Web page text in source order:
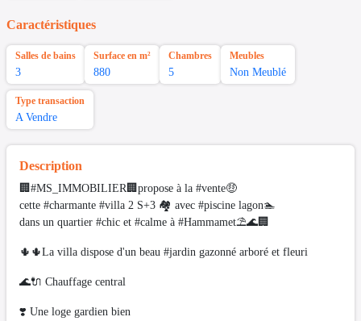
Caractéristiques
Salles de bains
3
Surface en m²
880
Chambres
5
Meubles
Non Meublé
Type transaction
A Vendre
Description
🏢#MS_IMMOBILIER🏢propose à la #vente🤑
cette #charmante #villa 2 S+3 🏘 avec #piscine lagon🏊
dans un quartier #chic et #calme à #Hammamet⛱️🌊🏢
🌵🌵La villa dispose d'un beau #jardin gazonné arboré et fleuri
🌊🔌 Chauffage central
❣️ Une loge gardien bien